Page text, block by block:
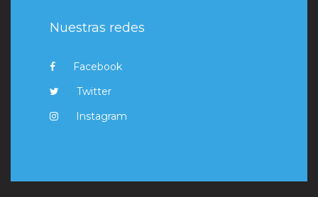
Nuestras redes
Facebook
Twitter
Instagram